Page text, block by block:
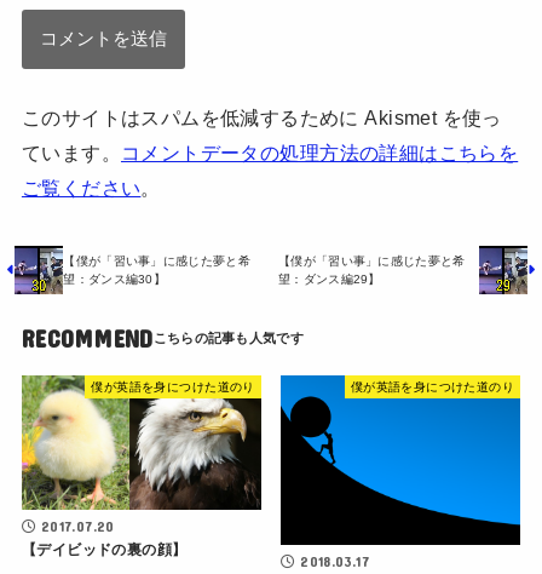
このサイトはスパムを低減するために Akismet を使っ
ています。
コメントデータの処理方法の詳細はこちらを
ご覧ください。
【僕が「習い事」に感じた夢と希
望：ダンス編30】
【僕が「習い事」に感じた夢と希
望：ダンス編29】
RECOMMEND
僕が英語を身につけた道のり
2017.07.20
【デイビッドの裏の顔】
僕が英語を身につけた道のり
2018.03.17